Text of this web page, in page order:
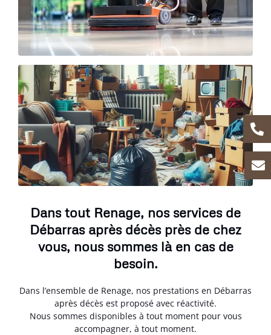
Dans tout Renage, nos services de
Débarras après décès près de chez
vous, nous sommes là en cas de
besoin.
Dans l’ensemble de Renage, nos prestations en Débarras
après décès est proposé avec réactivité.
Nous sommes disponibles à tout moment pour vous
accompagner, à tout moment.